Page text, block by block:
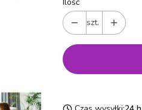
szt.